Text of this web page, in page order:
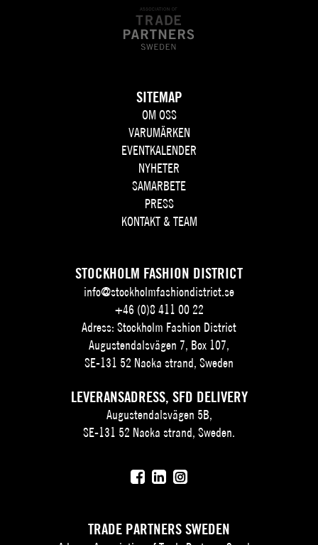
SITEMAP
OM OSS
VARUMÄRKEN
EVENTKALENDER
NYHETER
SAMARBETE
PRESS
KONTAKT & TEAM
STOCKHOLM FASHION DISTRICT
info@stockholmfashiondistrict.se
+46 (0)8 411 00 22
Adress: Stockholm Fashion District
Augustendalsvägen 7, Box 107,
SE-131 52 Nacka strand, Sweden
LEVERANSADRESS, SFD DELIVERY
Augustendalsvägen 5B,
SE-131 52 Nacka strand, Sweden.
TRADE PARTNERS SWEDEN